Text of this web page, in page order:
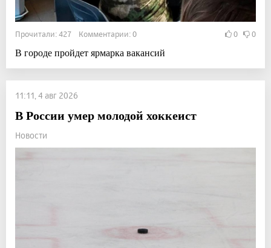
Прочитали: 427 Комментарии: 0 0 0
В городе пройдет ярмарка вакансий
11:11, 4 авг 2026
В России умер молодой хоккеист
Новости